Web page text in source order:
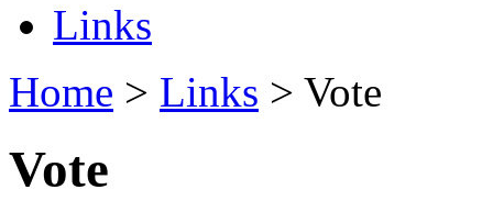
Links
Home > Links > Vote
Vote